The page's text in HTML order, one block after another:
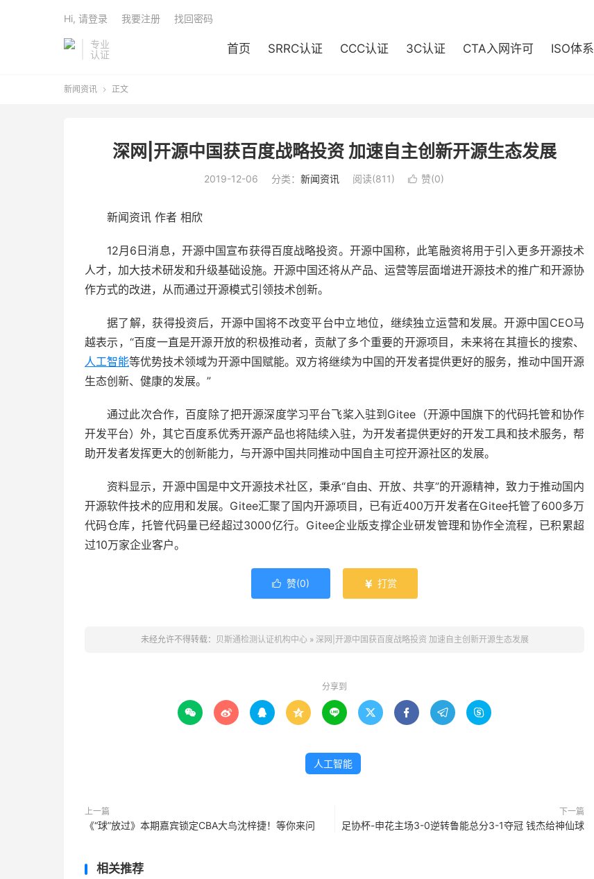
专业
认证
首页 SRRC认证 CCC认证 3C认证 CTA入网许可 ISO体系
Hi, 请登录 我要注册 找回密码
新闻资讯  正文
深网|开源中国获百度战略投资 加速自主创新开源生态发展
2019-12-06 分类： 新闻资讯 阅读(811)  赞(0)
新闻资讯 作者 相欣
12月6日消息，开源中国宣布获得百度战略投资。开源中国称，此笔融资将用于引入更多开源技术
人才，加大技术研发和升级基础设施。开源中国还将从产品、运营等层面增进开源技术的推广和开源协
作方式的改进，从而通过开源模式引领技术创新。
据了解，获得投资后，开源中国将不改变平台中立地位，继续独立运营和发展。开源中国CEO马
越表示，“百度一直是开源开放的积极推动者，贡献了多个重要的开源项目，未来将在其擅长的搜索、
人工智能等优势技术领域为开源中国赋能。双方将继续为中国的开发者提供更好的服务，推动中国开源
生态创新、健康的发展。”
通过此次合作，百度除了把开源深度学习平台飞桨入驻到Gitee（开源中国旗下的代码托管和协作
开发平台）外，其它百度系优秀开源产品也将陆续入驻，为开发者提供更好的开发工具和技术服务，帮
助开发者发挥更大的创新能力，与开源中国共同推动中国自主可控开源社区的发展。
资料显示，开源中国是中文开源技术社区，秉承“自由、开放、共享”的开源精神，致力于推动国内
开源软件技术的应用和发展。Gitee汇聚了国内开源项目，已有近400万开发者在Gitee托管了600多万
代码仓库，托管代码量已经超过3000亿行。Gitee企业版支撑企业研发管理和协作全流程，已积累超
过10万家企业客户。
 赞(0)  打赏
未经允许不得转载： 贝斯通检测认证机构中心» 深网|开源中国获百度战略投资 加速自主创新开源生态发展
分享到
        
人工智能
上一篇
《“球”放过》本期嘉宾锁定CBA大鸟沈梓捷！等你来问
下一篇
足协杯-申花主场3-0逆转鲁能总分3-1夺冠 钱杰给神仙球
相关推荐